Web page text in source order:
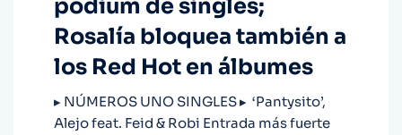
podium de singles;
Rosalía bloquea también a
los Red Hot en álbumes
▸ NÚMEROS UNO SINGLES ▸ ‘Pantysito’,
Alejo feat. Feid & Robi Entrada más fuerte